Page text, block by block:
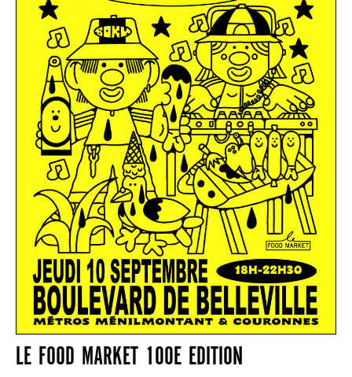
LE FOOD MARKET 100E EDITION